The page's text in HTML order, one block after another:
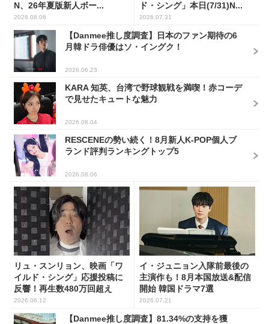
N、26年夏版新人ボー...
2026.08.06
ド・シング」本日(7/31)N...
2026.07.31
【Danmee推し度調査】日本のファン期待の6
月韓ドラ俳優はソ・イングク！
2026.06.23
KARA 知英、台湾で野球観戦を満喫！赤コーデ
で見せたキュートな魅力
2026.08.04
RESCENEの勢い続く！8月新人K-POP個人ブ
ランド評判ランキングトップ5
2026.08.06
リュ・スンリョン、映画「ワ
イルド・シング」応援投稿に
反響！再生数480万回超え
2026.06.12
イ・ジュニョン入隊前最後の
主演作も！8月本国放送&配信
開始 韓国ドラマ7選
2026.07.21
【Danmee推し度調査】81.34%の支持を獲